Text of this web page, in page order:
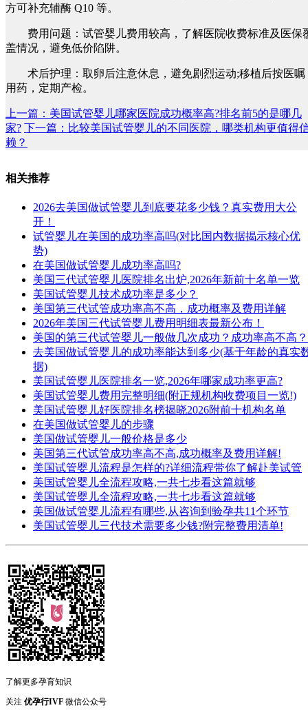
方可补充辅酶 Q10 等。
费用问题：试管婴儿费用较高，了解医院收费标准及医保
盖情况，避免低价陷阱。
术后护理：取卵后注意休息，避免剧烈运动;移植后按医嘱
用药，定期产检。
上一篇：美国试管婴儿哪家医院成功概率高?排名前5的是哪几
家? 下一篇：比较美国试管婴儿的不同医院，哪类机构更值得
赖？
相关推荐
2026去美国做试管婴儿到底要花多少钱？真实费用大公
开！
试管婴儿在美国的成功率高吗(对比国内数据揭示核心优
势)
在美国做试管婴儿成功率高吗?
美国三代试管婴儿医院排名出炉,2026年新前十名单一览
美国试管婴儿技术成功率是多少？
美国第三代试管成功率高不高，成功概率及费用详解
2026年美国三代试管婴儿费用明细表最新公布！
美国的第三代试管婴儿一般做几次成功？成功率高不高？
去美国做试管婴儿的成功率能达到多少(基于年龄的真实
据)
美国试管婴儿医院排名一览,2026年哪家成功率更高?
美国试管婴儿费用完整明细(附正规机构收费项目一览!)
美国试管婴儿好医院排名榜揭晓2026附前十机构名单
在美国做试管婴儿的步骤
美国做试管婴儿一般价格是多少
美国第三代试管成功率高不高,成功概率及费用详解!
美国试管婴儿流程是怎样的?详细流程带你了解赴美试管
美国试管婴儿全流程攻略,一共七步看这篇就够
美国试管婴儿全流程攻略,一共七步看这篇就够
美国做试管婴儿流程有哪些,从咨询到验孕共11个环节
美国试管婴儿三代技术需要多少钱?附完整费用清单!
了解更多孕育知识
关注 优孕行IVF 微信公众号